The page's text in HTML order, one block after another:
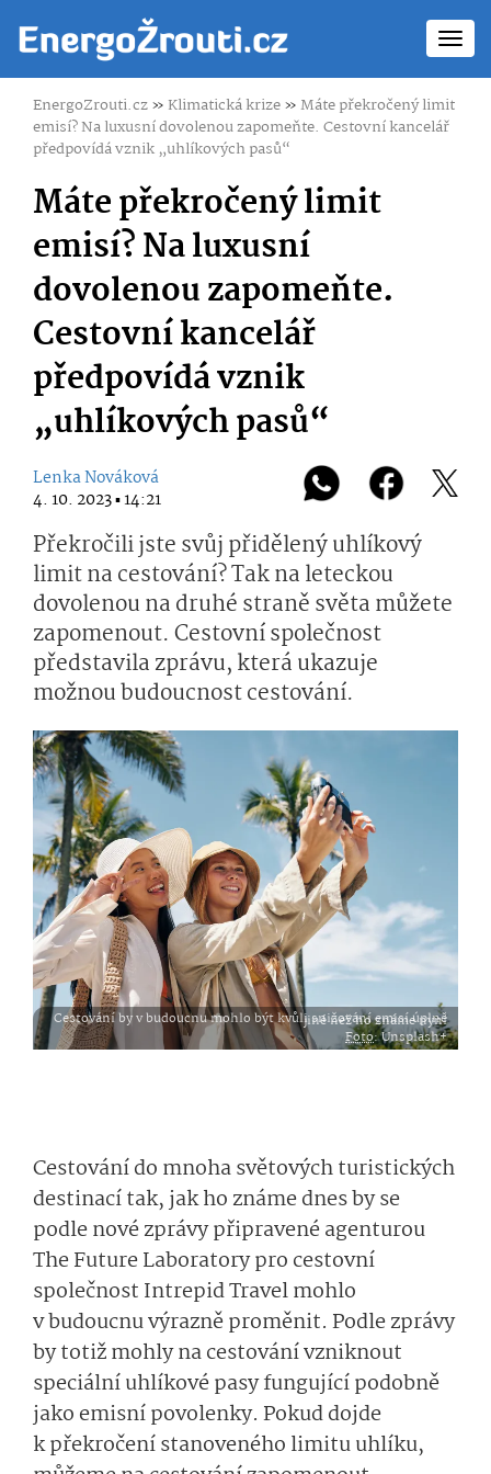
EnergoZrouti.cz»Klimatická krize»Máte překročený limit
emisí? Na luxusní dovolenou zapomeňte. Cestovní kancelář
předpovídá vznik „uhlíkových pasů“
Máte překročený limit
emisí? Na luxusní
dovolenou zapomeňte.
Cestovní kancelář
předpovídá vznik
„uhlíkových pasů“
Lenka Nováková
4. 10. 2023 ▪ 14:21
Překročili jste svůj přidělený uhlíkový
limit na cestování? Tak na leteckou
dovolenou na druhé straně světa můžete
zapomenout. Cestovní společnost
představila zprávu, která ukazuje
možnou budoucnost cestování.
Cestování by v budoucnu mohlo být kvůli snižování emisí úplně jiné než ho známe nyní
Foto: Unsplash+
Cestování do mnoha světových turistických
destinací tak, jak ho známe dnes by se
podle nové zprávy připravené agenturou
The Future Laboratory pro cestovní
společnost Intrepid Travel mohlo
v budoucnu výrazně proměnit. Podle zprávy
by totiž mohly na cestování vzniknout
speciální uhlíkové pasy fungující podobně
jako emisní povolenky. Pokud dojde
k překročení stanoveného limitu uhlíku,